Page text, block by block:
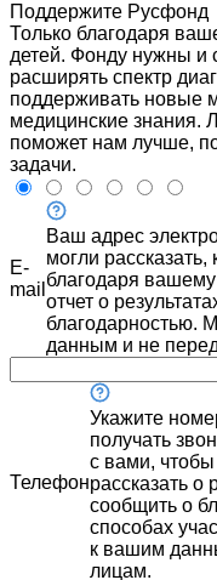
Поддержите Русфонд
Только благодаря
детей. Фонду нужны и
расширять спектр
поддерживать новые
медицинские знания.
поможет нам лучше,
задачи.
E-
mail
Ваш адрес
могли
благодаря
отчет о
благодарностью.
данным и не
Телефон
Укажите
получать
с вами, чтобы
рассказать о
сообщить о
способах
к вашим
лицам.